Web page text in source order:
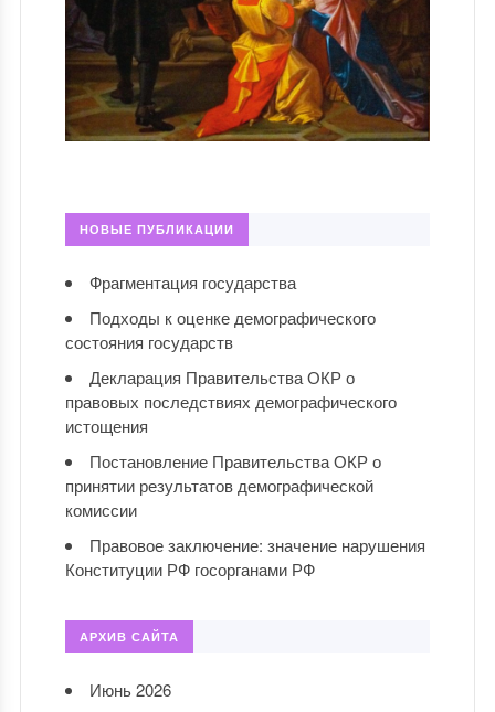
НОВЫЕ ПУБЛИКАЦИИ
Фрагментация государства
Подходы к оценке демографического
состояния государств
Декларация Правительства ОКР о
правовых последствиях демографического
истощения
Постановление Правительства ОКР о
принятии результатов демографической
комиссии
Правовое заключение: значение нарушения
Конституции РФ госорганами РФ
АРХИВ САЙТА
Июнь 2026